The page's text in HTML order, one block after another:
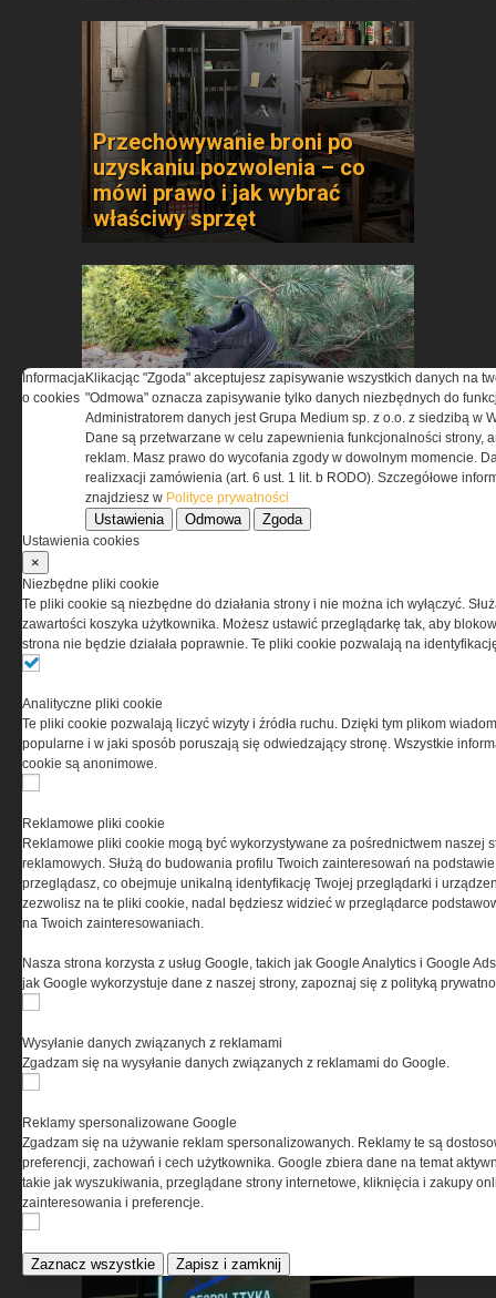
Przechowywanie broni po
uzyskaniu pozwolenia – co
mówi prawo i jak wybrać
właściwy sprzęt
Test obuwia taktycznego
BOSP Taras Low
Synology Surveillance Station
strategicznych
Pasywna osłona antydronowa
w ochronie infrastruktury
ASTRIVA. Kiedy ochrona
balistyczna zaczyna się w
laboratorium
Informacja
o cookies
Klikacjąc "Zgoda" akceptujesz zapisywanie wszystkich danych na
"Odmowa" oznacza zapisywanie tylko danych niezbędnych do
Administratorem danych jest Grupa Medium sp. z o.o. z siedzibą w
Dane są przetwarzane w celu zapewnienia funkcjonalności strony,
reklam. Masz prawo do wycofania zgody w dowolnym momencie.
realizxacji zamówienia (art. 6 ust. 1 lit. b RODO). Szczegółowe
znajdziesz w Polityce prywatności
Ustawienia Odmowa Zgoda
Ustawienia cookies
×
Niezbędne pliki cookie
Te pliki cookie są niezbędne do działania strony i nie można ich wyłączyć.
zawartości koszyka użytkownika. Możesz ustawić przeglądarkę tak, aby
strona nie będzie działała poprawnie. Te pliki cookie pozwalają na
Analityczne pliki cookie
Te pliki cookie pozwalają liczyć wizyty i źródła ruchu. Dzięki tym plikom
popularne i w jaki sposób poruszają się odwiedzający stronę. Wszystkie
cookie są anonimowe.
Reklamowe pliki cookie
Reklamowe pliki cookie mogą być wykorzystywane za pośrednictwem naszej
reklamowych. Służą do budowania profilu Twoich zainteresowań na
przeglądasz, co obejmuje unikalną identyfikację Twojej przeglądarki i
zezwolisz na te pliki cookie, nadal będziesz widzieć w przeglądarce
na Twoich zainteresowaniach.
Nasza strona korzysta z usług Google, takich jak Google Analytics i Google
jak Google wykorzystuje dane z naszej strony, zapoznaj się z polityką
Wysyłanie danych związanych z reklamami
Zgadzam się na wysyłanie danych związanych z reklamami do Google.
Reklamy spersonalizowane Google
Zgadzam się na używanie reklam spersonalizowanych. Reklamy te są
preferencji, zachowań i cech użytkownika. Google zbiera dane na temat
takie jak wyszukiwania, przeglądane strony internetowe, kliknięcia i zakupy
zainteresowania i preferencje.
Zaznacz wszystkie Zapisz i zamknij